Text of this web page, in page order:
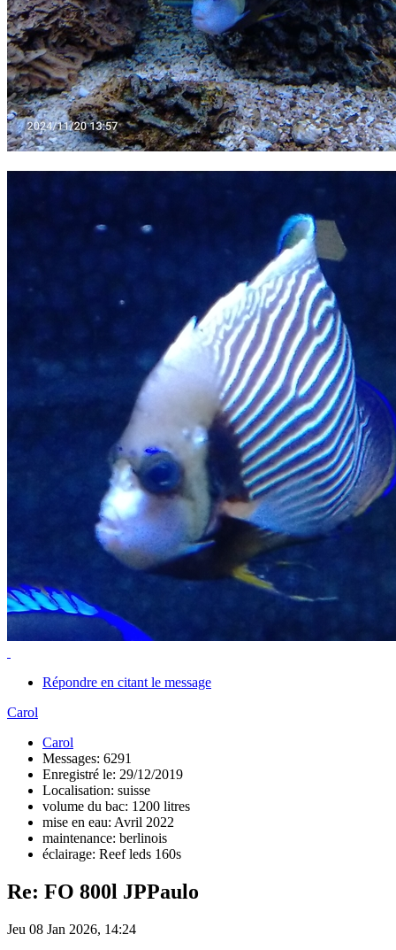
Répondre en citant le message
Carol
Carol
Messages: 6291
Enregistré le: 29/12/2019
Localisation: suisse
volume du bac: 1200 litres
mise en eau: Avril 2022
maintenance: berlinois
éclairage: Reef leds 160s
Re: FO 800l JPPaulo
Jeu 08 Jan 2026, 14:24